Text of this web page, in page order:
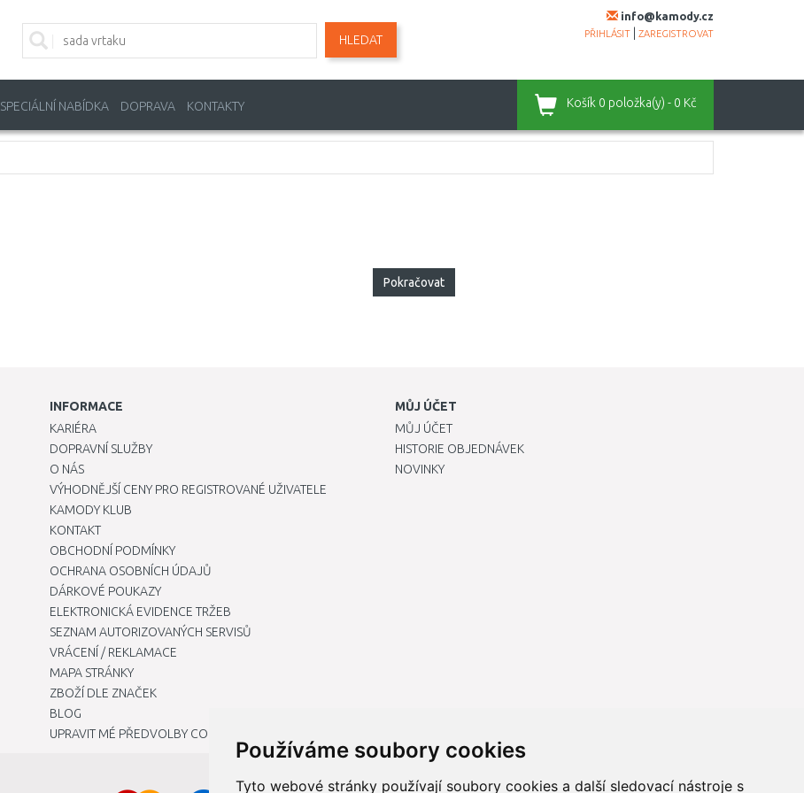
Používáme soubory cookies
Tyto webové stránky používají soubory cookies a další sledovací nástroje s
info@kamody.cz
PŘIHLÁSIT ZAREGISTROVAT
HLEDAT
SPECIÁLNÍ NABÍDKA DOPRAVA KONTAKTY Košík 0 položka(y) - 0 Kč
Pokračovat
INFORMACE
KARIÉRA
DOPRAVNÍ SLUŽBY
O NÁS
VÝHODNĚJŠÍ CENY PRO REGISTROVANÉ UŽIVATELE
KAMODY KLUB
KONTAKT
OBCHODNÍ PODMÍNKY
OCHRANA OSOBNÍCH ÚDAJŮ
DÁRKOVÉ POUKAZY
ELEKTRONICKÁ EVIDENCE TRŽEB
SEZNAM AUTORIZOVANÝCH SERVISŮ
VRÁCENÍ / REKLAMACE
MAPA STRÁNKY
ZBOŽÍ DLE ZNAČEK
BLOG
UPRAVIT MÉ PŘEDVOLBY COOKIES
MŮJ ÚČET
MŮJ ÚČET
HISTORIE OBJEDNÁVEK
NOVINKY